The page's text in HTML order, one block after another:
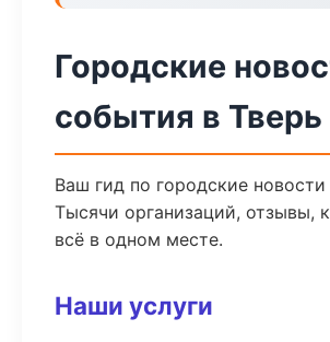
Городские
события в Тверь
Ваш гид по городские
Тысячи организаций, отзывы,
всё в одном месте.
Наши услуги